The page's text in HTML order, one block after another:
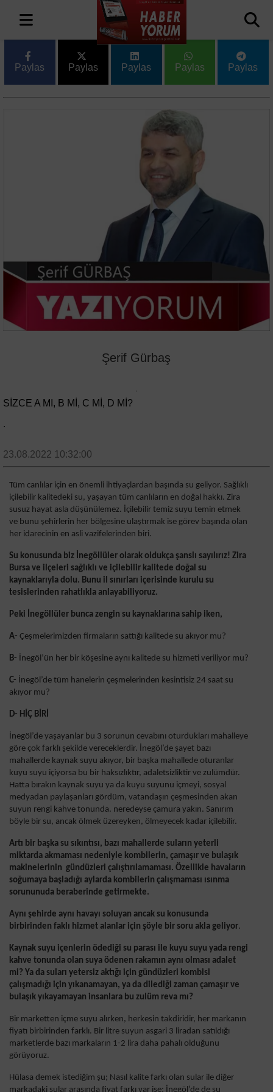
Paylas Paylas Paylas Paylas Paylas
Şerif Gürbaş
SİZCE A MI, B Mİ, C Mİ, D Mİ?
.
23.08.2022 10:32:00
Tüm canlılar için en önemli ihtiyaçlardan başında su geliyor. Sağlıklı
içilebilir kalitedeki su, yaşayan tüm canlıların en doğal hakkı. Zira
susuz hayat asla düşünülemez. İçilebilir temiz suyu temin etmek
ve bunu şehirlerin her bölgesine ulaştırmak ise görev başında olan
her idarecinin en asli vazifelerinden biri.
Su konusunda biz İnegöllüler olarak oldukça şanslı sayılırız! Zira
Bursa ve ilçeleri sağlıklı ve içilebilir kalitede doğal su
kaynaklarıyla dolu. Bunu il sınırları içerisinde kurulu su
tesislerinden rahatlıkla anlayabiliyoruz.
Peki İnegöllüler bunca zengin su kaynaklarına sahip iken,
A- Çeşmelerimizden firmaların sattığı kalitede su akıyor mu?
B- İnegöl’ün her bir köşesine aynı kalitede su hizmeti veriliyor mu?
C- İnegöl’de tüm hanelerin çeşmelerinden kesintisiz 24 saat su
akıyor mu?
D- HİÇ BİRİ
İnegöl’de yaşayanlar bu 3 sorunun cevabını oturdukları mahalleye
göre çok farklı şekilde vereceklerdir. İnegöl’de şayet bazı
mahallerde kaynak suyu akıyor, bir başka mahallede oturanlar
kuyu suyu içiyorsa bu bir haksızlıktır, adaletsizliktir ve zulümdür.
Hatta bırakın kaynak suyu ya da kuyu suyunu içmeyi, sosyal
medyadan paylaşanları gördüm, vatandaşın çeşmesinden akan
suyun rengi kahve tonunda. neredeyse çamura yakın. Sanırım
böyle bir su, ancak ölmek üzereyken, ölmeyecek kadar içilebilir.
Artı bir başka su sıkıntısı, bazı mahallerde suların yeterli
miktarda akmaması nedeniyle kombilerin, çamaşır ve bulaşık
makinelerinin gündüzleri çalıştırılamaması. Özellikle havaların
soğumaya başladığı aylarda kombilerin çalışmaması ısınma
sorununuda beraberinde getirmekte.
Aynı şehirde aynı havayı soluyan ancak su konusunda
birbirinden faklı hizmet alanlar için şöyle bir soru akla geliyor.
Kaynak suyu içenlerin ödediği su parası ile kuyu suyu yada rengi
kahve tonunda olan suya ödenen rakamın aynı olması adalet
mi? Ya da suları yetersiz aktığı için gündüzleri kombisi
çalışmadığı için yıkanamayan, ya da dilediği zaman çamaşır ve
bulaşık yıkayamayan insanlara bu zulüm reva mı?
Bir marketten içme suyu alırken, herkesin takdiridir, her markanın
fiyatı birbirinden farklı. Bir litre suyun asgari 3 liradan satıldığı
marketlerde bazı markaların 1-2 lira daha pahalı olduğunu
görüyoruz.
Hülasa demek istediğim şu; Nasıl kalite farkı olan sular ile diğer
markadaki sular arasında fiyat farkı var ise; İnegöl’de de su